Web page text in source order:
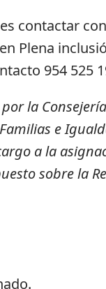
contactar
Plena
954 525
la
e
a la
sobre la